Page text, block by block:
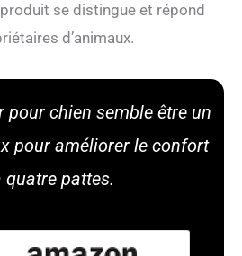
se distingue et répond
d’animaux.
pour chien semble être un
pour améliorer le confort
quatre pattes.